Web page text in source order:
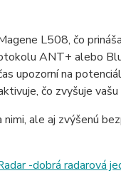
L508, čo
ANT+ alebo
upozorní na
čo zvyšuje
ale aj zvýšenú
-dobrá radarová